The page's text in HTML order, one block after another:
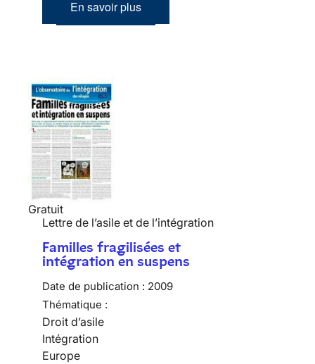
En savoir plus
Gratuit
Lettre de l’asile et de l’intégration
Familles fragilisées et
intégration en suspens
Date de publication : 2009
Thématique :
Droit d’asile
Intégration
Europe